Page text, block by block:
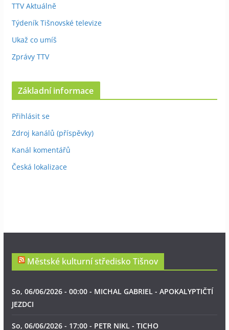
TTV Aktuálně
Týdeník Tišnovské televize
Ukaž co umíš
Zprávy TTV
Základní informace
Přihlásit se
Zdroj kanálů (příspěvky)
Kanál komentářů
Česká lokalizace
Městské kulturní středisko Tišnov
So, 06/06/2026 - 00:00 - MICHAL GABRIEL - APOKALYPTIČTÍ
JEZDCI
So, 06/06/2026 - 17:00 - PETR NIKL - TICHO